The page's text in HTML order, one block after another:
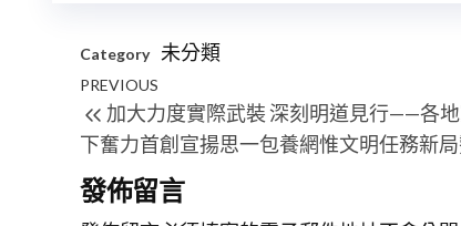
Category 未分類
文
章
導
覽
Previous
Post
PREVIOUS
加大力度實際武裝 深刻明道見行——各
下奮力首創宣揚思一包養網惟文明任務新
發佈留言